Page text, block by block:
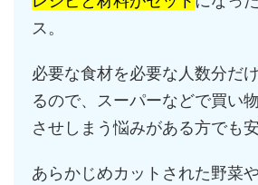
ス。
必要な食材を必要な人数分だ
るので、スーパーなどで買い
させしまう悩みがある方でも安
あらかじめカットされた野菜